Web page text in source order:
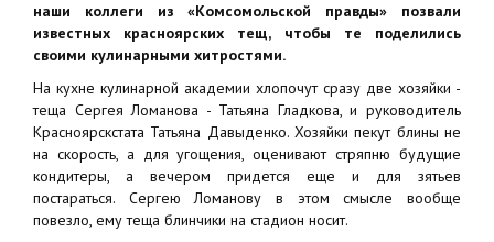
наши коллеги из «Комсомольской правды» позвали
известных красноярских тещ, чтобы те поделились
своими кулинарными хитростями.
На кухне кулинарной академии хлопочут сразу две хозяйки -
теща Сергея Ломанова - Татьяна Гладкова, и руководитель
Красноярскстата Татьяна Давыденко. Хозяйки пекут блины не
на скорость, а для угощения, оценивают стряпню будущие
кондитеры, а вечером придется еще и для зятьев
постараться. Сергею Ломанову в этом смысле вообще
повезло, ему теща блинчики на стадион носит.